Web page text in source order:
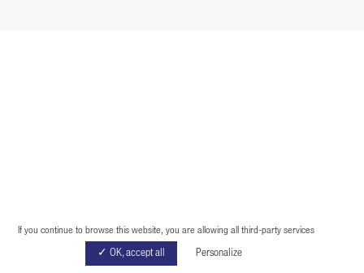
If you continue to browse this website, you are allowing all third-party services
✓ OK, accept all Personalize